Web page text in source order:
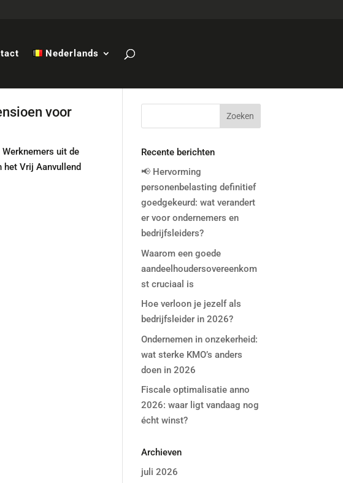
Nederlands
voor
uit de
Vrij Aanvullend
Recente berichten
📢 Hervorming
personenbelasting definitief
goedgekeurd: wat verandert
er voor ondernemers en
bedrijfsleiders?
Waarom een goede
aandeelhoudersovereenkom
st cruciaal is
Hoe verloon je jezelf als
bedrijfsleider in 2026?
Ondernemen in onzekerheid:
wat sterke KMO’s anders
doen in 2026
Fiscale optimalisatie anno
2026: waar ligt vandaag nog
écht winst?
Archieven
juli 2026